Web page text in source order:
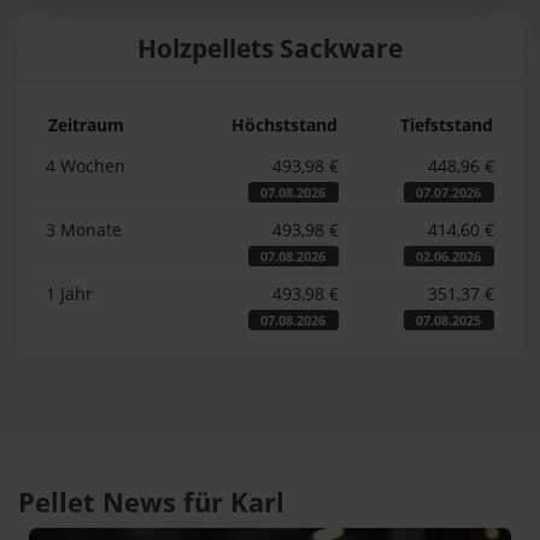
Holzpellets Sackware
Zeitraum Höchststand
Tiefststand
4 Wochen
493,98 €
07.08.2026
448,96 €
07.07.2026
3 Monate 493,98 €
07.08.2026
414,60 €
02.06.2026
1 Jahr 493,98 €
07.08.2026
351,37 €
07.08.2025
Pellet News für Karl